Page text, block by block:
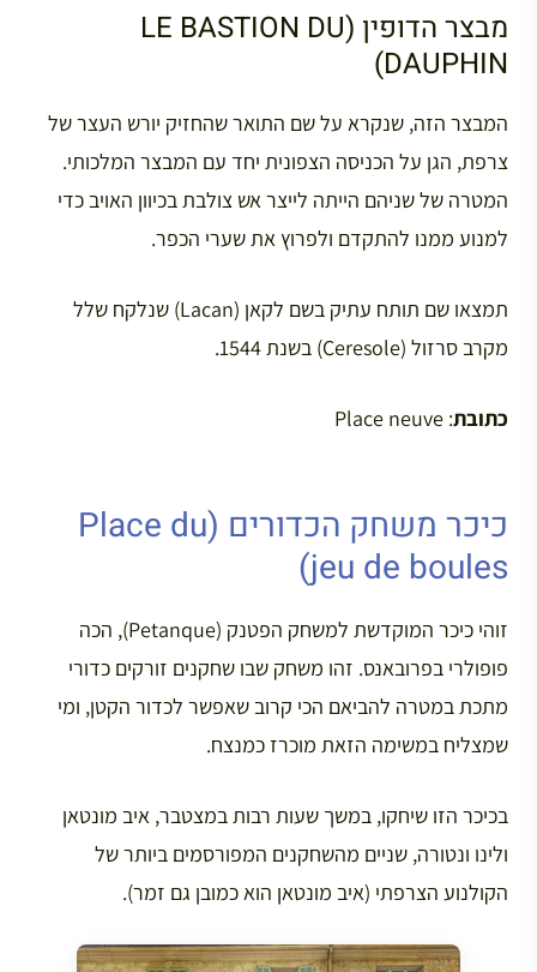
מבצר הדופין (LE BASTION DU
DAUPHIN)
המבצר הזה, שנקרא על שם התואר שהחזיק יורש העצר של
צרפת, הגן על הכניסה הצפונית יחד עם המבצר המלכותי.
המטרה של שניהם הייתה לייצר אש צולבת בכיוון האויב כדי
למנוע ממנו להתקדם ולפרוץ את שערי הכפר.
תמצאו שם תותח עתיק בשם לקאן (Lacan) שנלקח שלל
מקרב סרזול (Ceresole) בשנת 1544.
כתובת: Place neuve
כיכר משחק הכדורים (Place du
jeu de boules)
זוהי כיכר המוקדשת למשחק הפטנק (Petanque), הכה
פופולרי בפרובאנס. זהו משחק שבו שחקנים זורקים כדורי
מתכת במטרה להביאם הכי קרוב שאפשר לכדור הקטן, ומי
שמצליח במשימה הזאת מוכרז כמנצח.
בכיכר הזו שיחקו, במשך שעות רבות במצטבר, איב מונטאן
ולינו ונטורה, שניים מהשחקנים המפורסמים ביותר של
הקולנוע הצרפתי (איב מונטאן הוא כמובן גם זמר).